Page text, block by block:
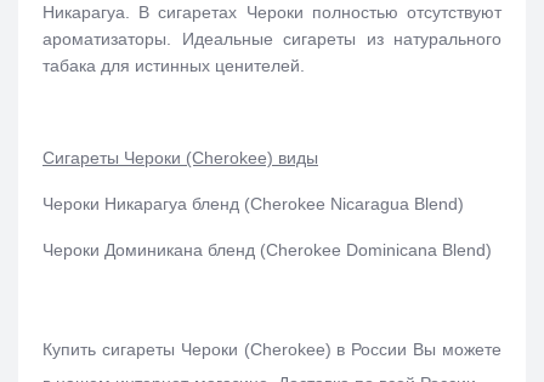
Никарагуа. В сигаретах Чероки полностью отсутствуют
ароматизаторы. Идеальные сигареты из натурального
табака для истинных ценителей.
Сигареты Чероки (Cherokee) виды
Чероки Никарагуа бленд (Cherokee Nicaragua Blend)
Чероки Доминикана бленд (Cherokee Dominicana Blend)
Купить сигареты Чероки (Cherokee) в России Вы можете